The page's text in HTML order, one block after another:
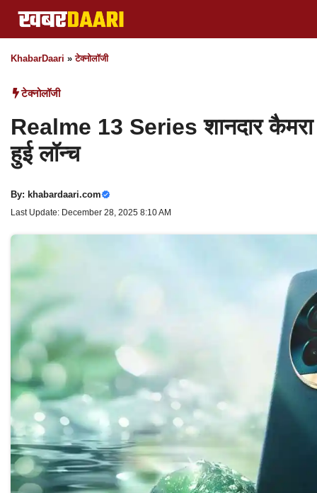
Skip
to
content
KhabarDaari »टेक्नोलॉजी
टेक्नोलॉजी
Realme 13 Series शानदार कैमरा
हुई लॉन्च
By: khabardaari.com
Last Update: December 28, 2025 8:10 AM